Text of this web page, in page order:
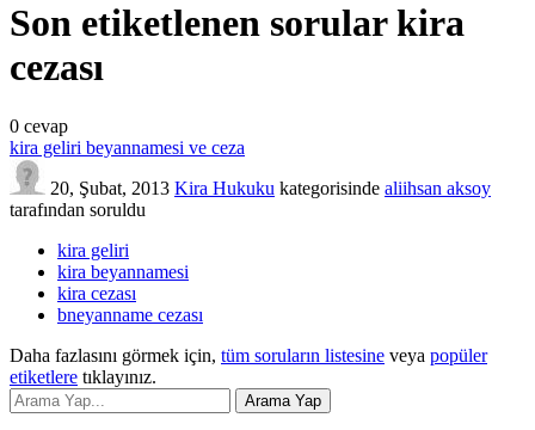
Son etiketlenen sorular kira
cezası
0 cevap
kira geliri beyannamesi ve ceza
20, Şubat, 2013 Kira Hukuku kategorisinde aliihsan aksoy
tarafından soruldu
kira geliri
kira beyannamesi
kira cezası
bneyanname cezası
Daha fazlasını görmek için, tüm soruların listesine veya popüler
etiketlere tıklayınız.